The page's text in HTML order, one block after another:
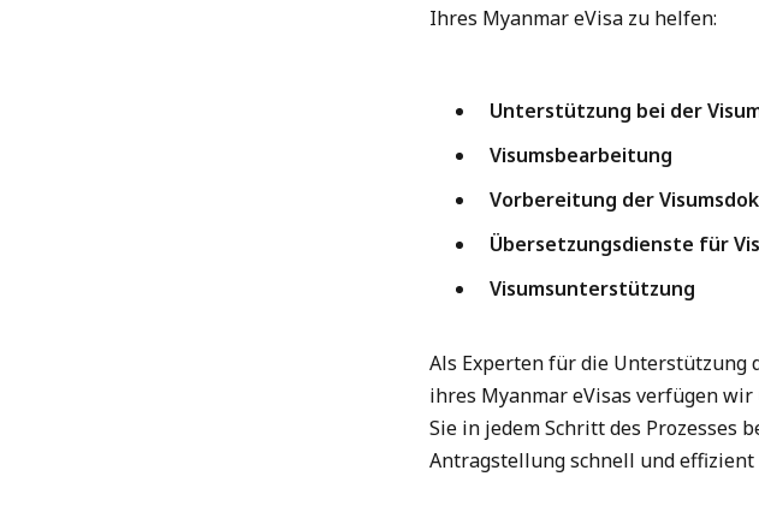
Ihres Myanmar eVisa zu helfen:
Unterstützung bei der
Visumsbearbeitung
Vorbereitung der
Übersetzungsdienste für
Visumsunterstützung
Als Experten für die Unterstützung
ihres Myanmar eVisas verfügen
Sie in jedem Schritt des Prozesses
Antragstellung schnell und